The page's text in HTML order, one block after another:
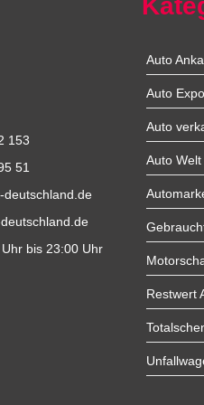
153
51
deutschland.de
bis 23:00 Uhr
Auto
Auto
Auto
Auto Welt
Restwert